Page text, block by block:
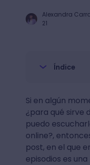
Alexandra
21
Índice
Si en algún
¿para qué sirve
puedo
online?,
post, en el que
episodios es